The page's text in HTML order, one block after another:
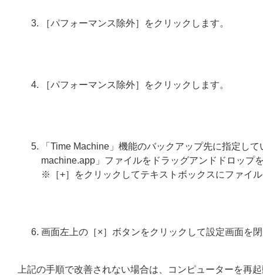
［パフォーマンス除外］をクリックします。
［パフォーマンス除外］をクリックします。
「Time Machine」機能のバックアップ先に指定し
machine.app」ファイルをドラッグアンドドロップ
※［+］をクリックしてテキストボックスにファイ
画面左上の［×］ボタンをクリックして設定画面を
上記の手順で改善されない場合は、コンピューターを再